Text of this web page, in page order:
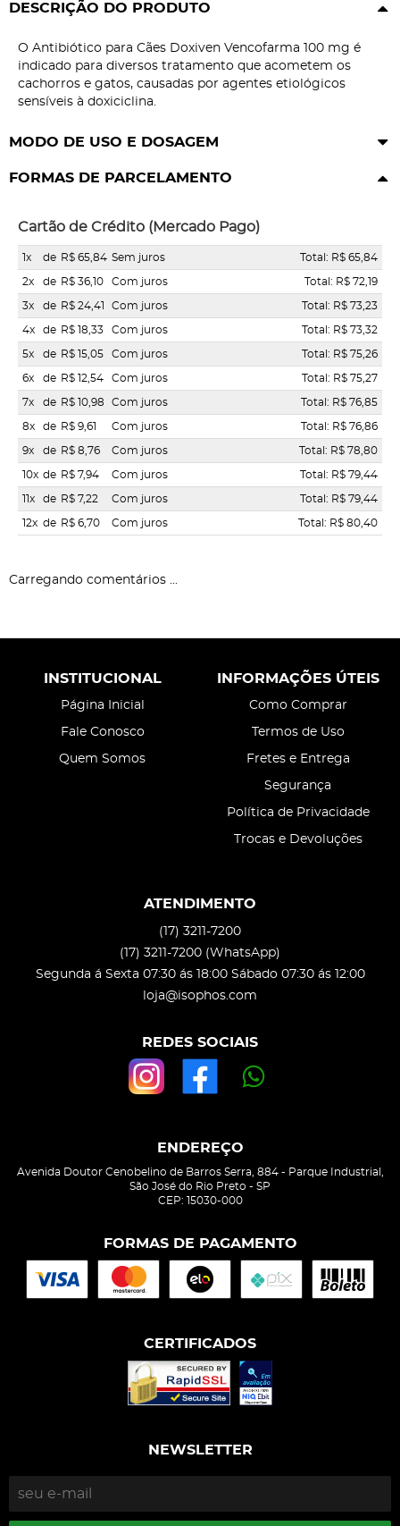
DESCRIÇÃO DO PRODUTO
O Antibiótico para Cães Doxiven Vencofarma 100 mg é
indicado para diversos tratamento que acometem os
cachorros e gatos, causadas por agentes etiológicos
sensíveis à doxiciclina.
MODO DE USO E DOSAGEM
FORMAS DE PARCELAMENTO
Cartão de Crédito (Mercado Pago)
1x de R$ 65,84 Sem juros Total: R$ 65,84
2x de R$ 36,10 Com juros Total: R$ 72,19
3x de R$ 24,41 Com juros Total: R$ 73,23
4x de R$ 18,33 Com juros Total: R$ 73,32
5x de R$ 15,05 Com juros Total: R$ 75,26
6x de R$ 12,54 Com juros Total: R$ 75,27
7x de R$ 10,98 Com juros Total: R$ 76,85
8x de R$ 9,61 Com juros Total: R$ 76,86
9x de R$ 8,76 Com juros Total: R$ 78,80
10x de R$ 7,94 Com juros Total: R$ 79,44
11x de R$ 7,22 Com juros Total: R$ 79,44
12x de R$ 6,70 Com juros Total: R$ 80,40
Carregando comentários ...
INSTITUCIONAL
Página Inicial
Fale Conosco
Quem Somos
INFORMAÇÕES ÚTEIS
Como Comprar
Termos de Uso
Fretes e Entrega
Segurança
Política de Privacidade
Trocas e Devoluções
ATENDIMENTO
(17) 3211-7200
(17) 3211-7200 (WhatsApp)
Segunda á Sexta 07:30 ás 18:00 Sábado 07:30 ás 12:00
loja@isophos.com
REDES SOCIAIS
ENDEREÇO
Avenida Doutor Cenobelino de Barros Serra, 884- Parque Industrial,
São José do Rio Preto - SP
CEP: 15030-000
FORMAS DE PAGAMENTO
CERTIFICADOS
NEWSLETTER